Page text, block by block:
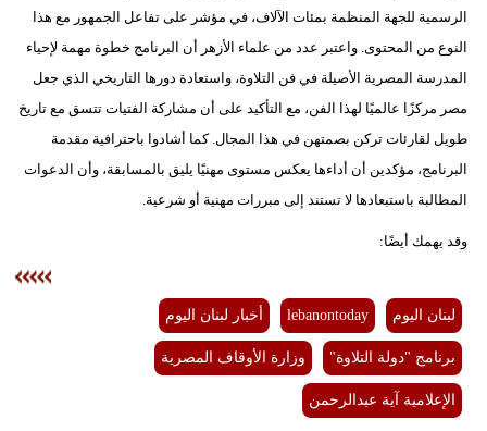
الرسمية للجهة المنظمة بمئات الآلاف، في مؤشر على تفاعل الجمهور مع هذا
النوع من المحتوى. واعتبر عدد من علماء الأزهر أن البرنامج خطوة مهمة لإحياء
المدرسة المصرية الأصيلة في فن التلاوة، واستعادة دورها التاريخي الذي جعل
مصر مركزًا عالميًا لهذا الفن، مع التأكيد على أن مشاركة الفتيات تتسق مع تاريخ
طويل لقارئات تركن بصمتهن في هذا المجال. كما أشادوا باحترافية مقدمة
البرنامج، مؤكدين أن أداءها يعكس مستوى مهنيًا يليق بالمسابقة، وأن الدعوات
المطالبة باستبعادها لا تستند إلى مبررات مهنية أو شرعية.
وقد يهمك أيضًا:
لبنان اليوم lebanontoday أخبار لبنان اليوم
برنامج "دولة التلاوة" وزارة الأوقاف المصرية
الإعلامية آية عبدالرحمن